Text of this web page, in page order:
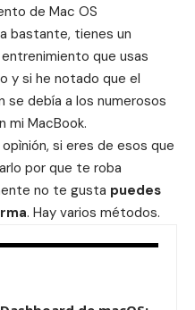
de Mac OS
bastante, tienes un
que usas
y si he notado que el
se debía a los numerosos
mi MacBook.
si eres de esos que
por que te roba
no te gusta puedes
. Hay varios métodos.